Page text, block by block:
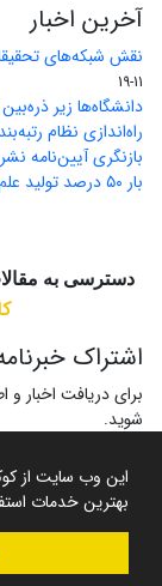
این وب سایت از
بهترین خدمات
آخرین اخبار
نقش شبکه‌های
11-19
دانشگاه‌ها زیر
راه‌اندازی نظام
بازنگری آیین‌نامه نشریات
بار ۵۰ درصد تولید علم ایران فقط بر دوش ۱۵ دانشگاه کشور
دسترسی به
اشتراک
برای دریافت اخبار
شوید.
سامانه مدیریت